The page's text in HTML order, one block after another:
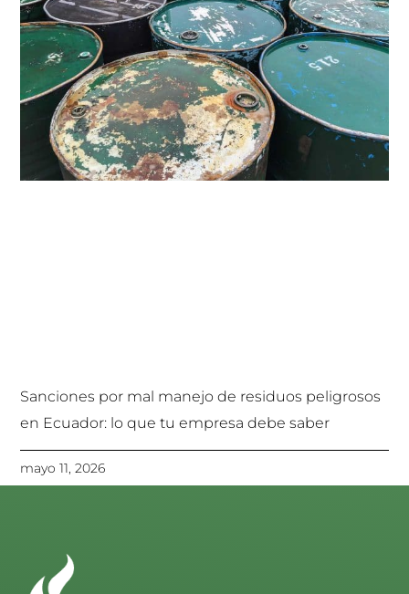
Sanciones por mal manejo de residuos peligrosos
en Ecuador: lo que tu empresa debe saber
mayo 11, 2026